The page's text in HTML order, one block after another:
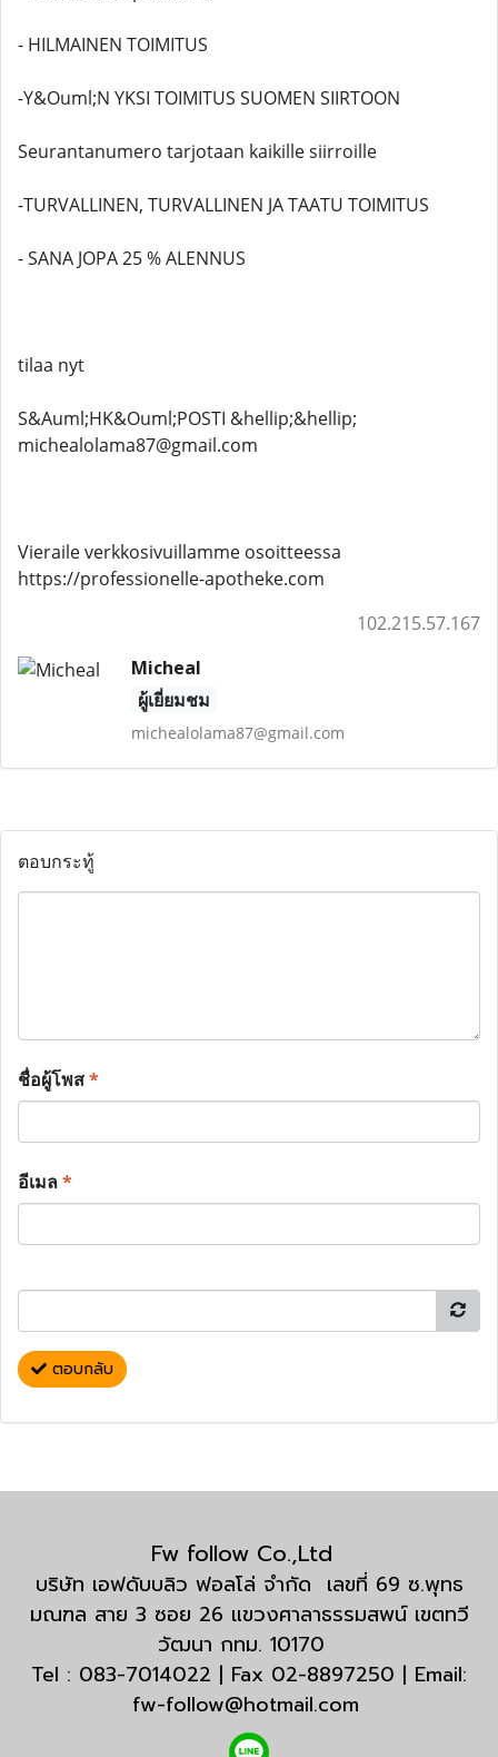
- HILMAINEN TOIMITUS
-Y&Ouml;N YKSI TOIMITUS SUOMEN SIIRTOON
Seurantanumero tarjotaan kaikille siirroille
-TURVALLINEN, TURVALLINEN JA TAATU TOIMITUS
- SANA JOPA 25 % ALENNUS
tilaa nyt
S&Auml;HK&Ouml;POSTI &hellip;&hellip;
michealolama87@gmail.com
Vieraile verkkosivuillamme osoitteessa
https://professionelle-apotheke.com
102.215.57.167
Micheal
ผู้เยี่ยมชม
michealolama87@gmail.com
ตอบกระทู้
ชื่อผู้โพส*
อีเมล*
ตอบกลับ
Fw follow Co.,Ltd
บริษัท เอฟดับบลิว ฟอลโล่ จำกัด เลขที่ 69 ซ.พุทธ
มณฑล สาย 3 ซอย 26 แขวงศาลาธรรมสพน์ เขตทวี
วัฒนา กทม. 10170
Tel : 083-7014022 | Fax 02-8897250 | Email:
fw-follow@hotmail.com